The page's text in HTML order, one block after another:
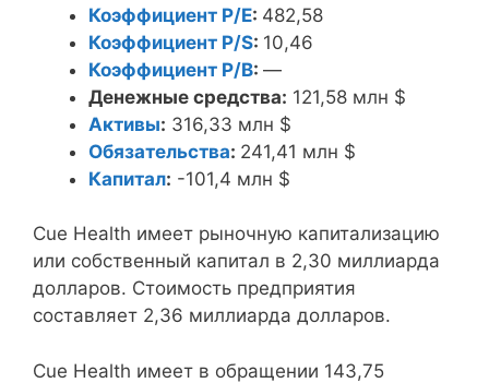
Коэффициент P/E: 482,58
Коэффициент P/S: 10,46
Коэффициент P/B: —
Денежные средства: 121,58 млн $
Активы: 316,33 млн $
Обязательства: 241,41 млн $
Капитал: -101,4 млн $
Cue Health имеет рыночную капитализацию
или собственный капитал в 2,30 миллиарда
долларов. Стоимость предприятия
составляет 2,36 миллиарда долларов.
Cue Health имеет в обращении 143,75